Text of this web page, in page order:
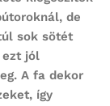
de
sok sötét
ezt jól
A fa dekor
így